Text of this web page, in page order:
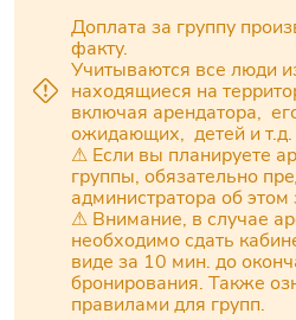
Доплата за группу
факту.
Учитываются все люди
находящиеся на
включая арендатора,
ожидающих, детей и т.д.
⚠ Если вы планируете
группы, обязательно
администратора об этом
⚠ Внимание, в случае
необходимо сдать
виде за 10 мин. до
бронирования. Также
правилами для групп.